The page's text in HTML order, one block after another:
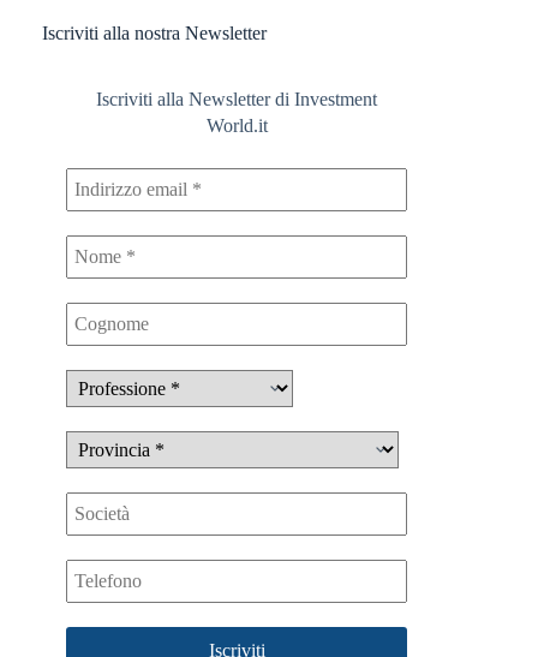
Iscriviti alla nostra Newsletter
Iscriviti alla Newsletter di Investment
World.it